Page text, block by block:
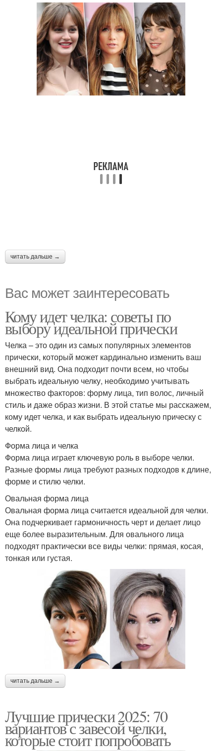
читать дальше →
Вас может заинтересовать
Кому идет челка: советы по
выбору идеальной прически
Челка – это один из самых популярных элементов
прически, который может кардинально изменить ваш
внешний вид. Она подходит почти всем, но чтобы
выбрать идеальную челку, необходимо учитывать
множество факторов: форму лица, тип волос, личный
стиль и даже образ жизни. В этой статье мы расскажем,
кому идет челка, и как выбрать идеальную прическу с
челкой.
Форма лица и челка
Форма лица играет ключевую роль в выборе челки.
Разные формы лица требуют разных подходов к длине,
форме и стилю челки.
Овальная форма лица
Овальная форма лица считается идеальной для челки.
Она подчеркивает гармоничность черт и делает лицо
еще более выразительным. Для овального лица
подходят практически все виды челки: прямая, косая,
тонкая или густая.
читать дальше →
Лучшие прически 2025: 70
вариантов с завесой челки,
которые стоит попробовать